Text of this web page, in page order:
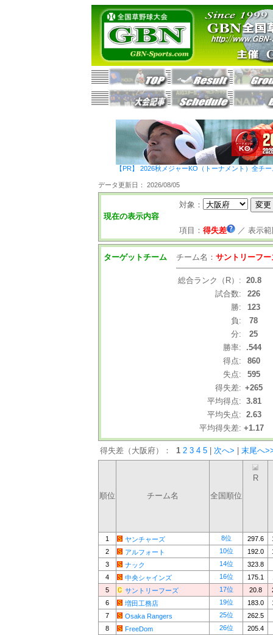
【PR】 2026秋メジャーKO（トーナメント）全チ
データ更新日： 2026/08/05
現在の表示内容
対象：
項目： 得失差 ／ 表示
ターゲットチーム チーム名： サントリーフー
総合ランク（R）: 20.8
試合数:
226
勝:
123
負:
78
分:
25
勝率:
.544
得点:
860
失点:
595
得失差: +265
平均得点: 3.81
平均失点: 2.63
平均得失差: +1.17
得失差（大阪府）： 1 2 3 4 5 次へ> 末尾へ
順位 チーム名 全国順位
R
1 ヤンチャーズ 8位 297.6
2
アルフォート 10位 192.0
3
ナック 14位
323.8
4
中央シャインズ 16位 175.1
5
サントリーフーズ 17位 20.8
6
増田工務店 19位 183.0
7
Osaka Rangers 25位
262.5
8
FreeDom 26位
205.4